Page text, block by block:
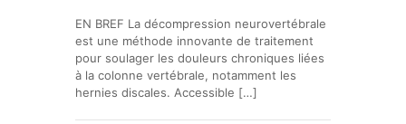
EN BREF La décompression neurovertébrale
est une méthode innovante de traitement
pour soulager les douleurs chroniques liées
à la colonne vertébrale, notamment les
hernies discales. Accessible […]